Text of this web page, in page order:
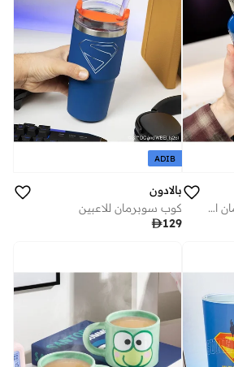
قارورة ماء معدنية سوبرمان المسرحية
ADIB
بالادون
كوب سوبرمان للاعبين
129